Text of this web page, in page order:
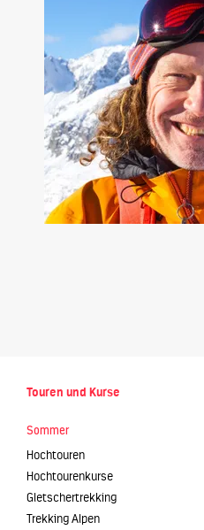
Touren und Kurse
Sommer
Hochtouren
Hochtourenkurse
Gletschertrekking
Trekking Alpen